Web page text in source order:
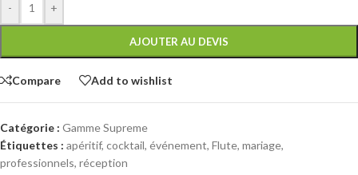
- +
AJOUTER AU DEVIS
Compare Add to wishlist
Catégorie : Gamme Supreme
Étiquettes : apéritif, cocktail, événement, Flute, mariage,
professionnels, réception